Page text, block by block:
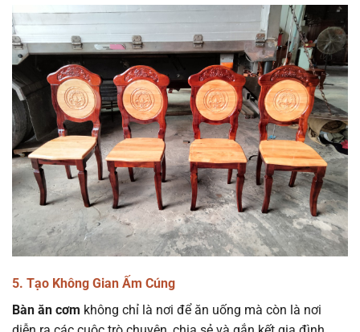
5. Tạo Không Gian Ấm Cúng
Bàn ăn cơm không chỉ là nơi để ăn uống mà còn là nơi